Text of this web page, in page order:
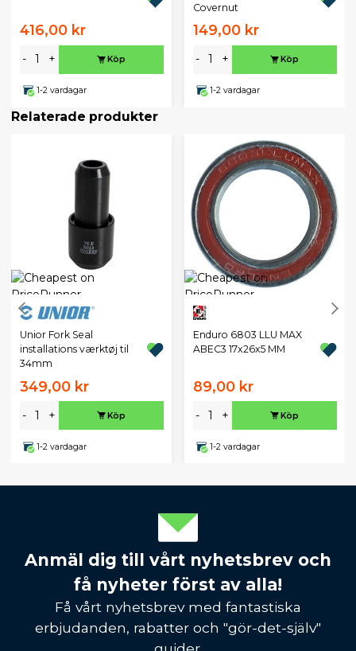
416,00 kr
- + Köp
1-2 vardagar
Covernut
149,00 kr
- + Köp
1-2 vardagar
Relaterade produkter
Unior Fork Seal
installations værktøj til
34mm
349,00 kr
- + Köp
1-2 vardagar
Enduro 6803 LLU MAX
ABEC3 17x26x5 MM
89,00 kr
- + Köp
1-2 vardagar
Anmäl dig till vårt nyhetsbrev och
få nyheter först av alla!
Få vårt nyhetsbrev med fantastiska
erbjudanden, rabatter och "gör-det-själv"